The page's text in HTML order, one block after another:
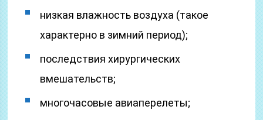
низкая влажность воздуха (такое
характерно в зимний период);
последствия хирургических
вмешательств;
многочасовые авиаперелеты;